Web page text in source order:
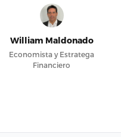
William Maldonado
Economista y Estratega
Financiero